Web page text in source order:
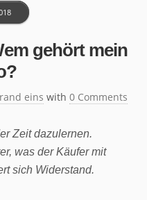
gehört mein
eins with 0 Comments
Zeit dazulernen.
was der Käufer mit
sich Widerstand.